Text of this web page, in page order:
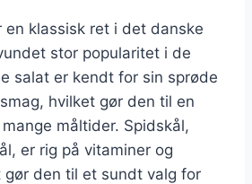
en klassisk ret i det danske
stor popularitet i de
salat er kendt for sin sprøde
hvilket gør den til en
måltider. Spidskål,
er rig på vitaminer og
gør den til et sundt valg for